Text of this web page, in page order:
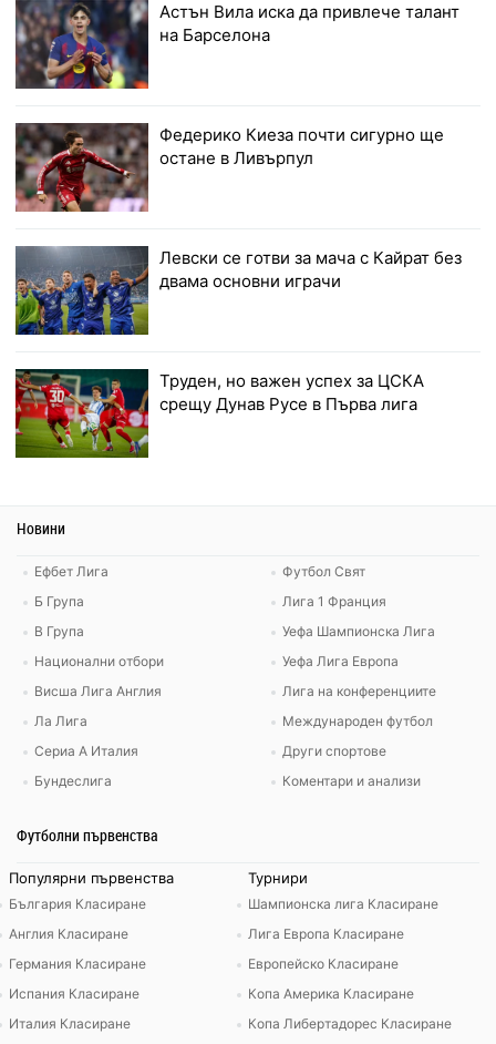
Астън Вила иска да привлече талант
на Барселона
Федерико Киеза почти сигурно ще
остане в Ливърпул
Левски се готви за мача с Кайрат без
двама основни играчи
Труден, но важен успех за ЦСКА
срещу Дунав Русе в Първа лига
Новини
Ефбет Лига
Б Група
В Група
Национални отбори
Висша Лига Англия
Ла Лига
Сериа А Италия
Бундеслига
Футбол Свят
Лига 1 Франция
Уефа Шампионска Лига
Уефа Лига Европа
Лига на конференциите
Международен футбол
Други спортове
Коментари и анализи
Футболни първенства
Популярни първенства
България Класиране
Англия Класиране
Германия Класиране
Испания Класиране
Италия Класиране
Турнири
Шампионска лига Класиране
Лига Европа Класиране
Европейско Класиране
Копа Америка Класиране
Копа Либертадорес Класиране